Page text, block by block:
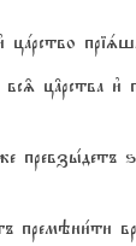
цaрство
ц†рства и3
превзы1детъ
премэни1ти